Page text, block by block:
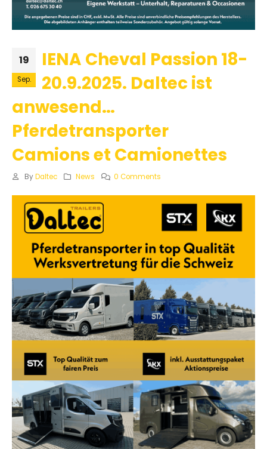
19
Sep.
IENA Cheval Passion 18-
20.9.2025. Daltec ist
anwesend…
Pferdetransporter
Camions et Camionettes
By Daltec News 0 Comments